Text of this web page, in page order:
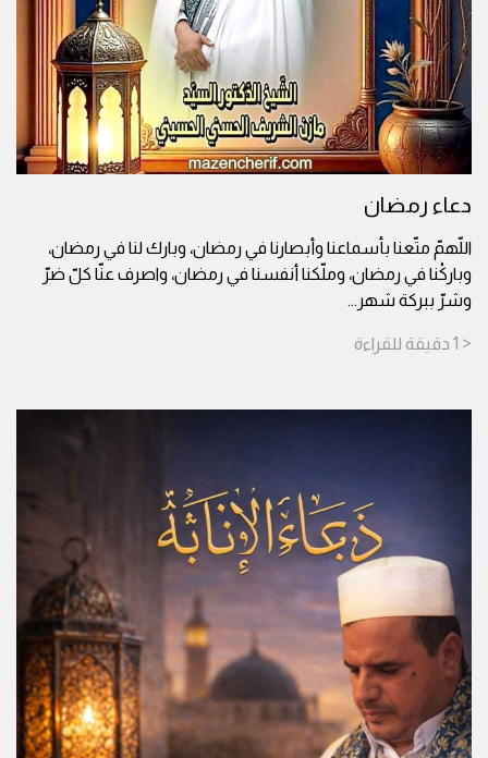
دعاء رمضان
اللّهمّ متّعنا بأسماعنا وأبصارنا في رمضان، وبارك لنا في رمضان،
وباركْنا في رمضان، وملّكنا أنفسنا في رمضان، واصرف عنّا كلّ ضرّ
وشرّ ببركة شهر ...
< 1 دقيقة للقراءة